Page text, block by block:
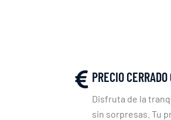
PRECIO
Disfruta de la
sin sorpresas. Tu